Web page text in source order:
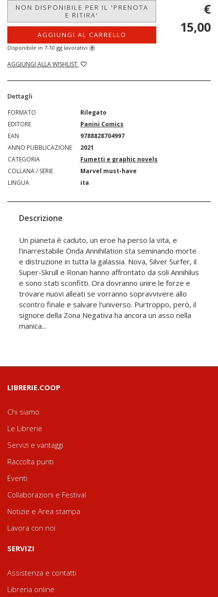
NON DISPONIBILE PER IL 'PRENOTA
E RITIRA'
AGGIUNGI AL CARRELLO
Disponibile in 7-10 gg lavorativi ?
AGGIUNGI ALLA WISHLIST
€
15,00
Dettagli
FORMATO
Rilegato
EDITORE
Panini Comics
EAN
9788828704997
ANNO PUBBLICAZIONE
2021
CATEGORIA
Fumetti e graphic novels
COLLANA / SERIE
Marvel must-have
LINGUA
ita
Descrizione
Un pianeta è caduto, un eroe ha perso la vita, e
l'inarrestabile Onda Annihilation sta seminando morte
e distruzione in tutta la galassia. Nova, Silver Surfer, il
Super-Skrull e Ronan hanno affrontato da soli Annihilus
e sono stati sconfitti. Ora dovranno unire le forze e
trovare nuovi alleati se vorranno sopravvivere allo
scontro finale e salvare l'universo. Purtroppo, però, il
signore della Zona Negativa ha ancora un asso nella
manica...
LIBRERIE.COOP
Chi siamo
Le Librerie
Servizi e vantaggi
Raccolta punti
Eventi
Collaborazioni e Festival
Notizie e Area stampa
Lavora con noi
SERVIZI
Assistenza e contatti
Libreria online